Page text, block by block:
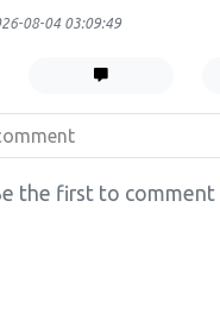
08-04 03:09:49
the first to comment